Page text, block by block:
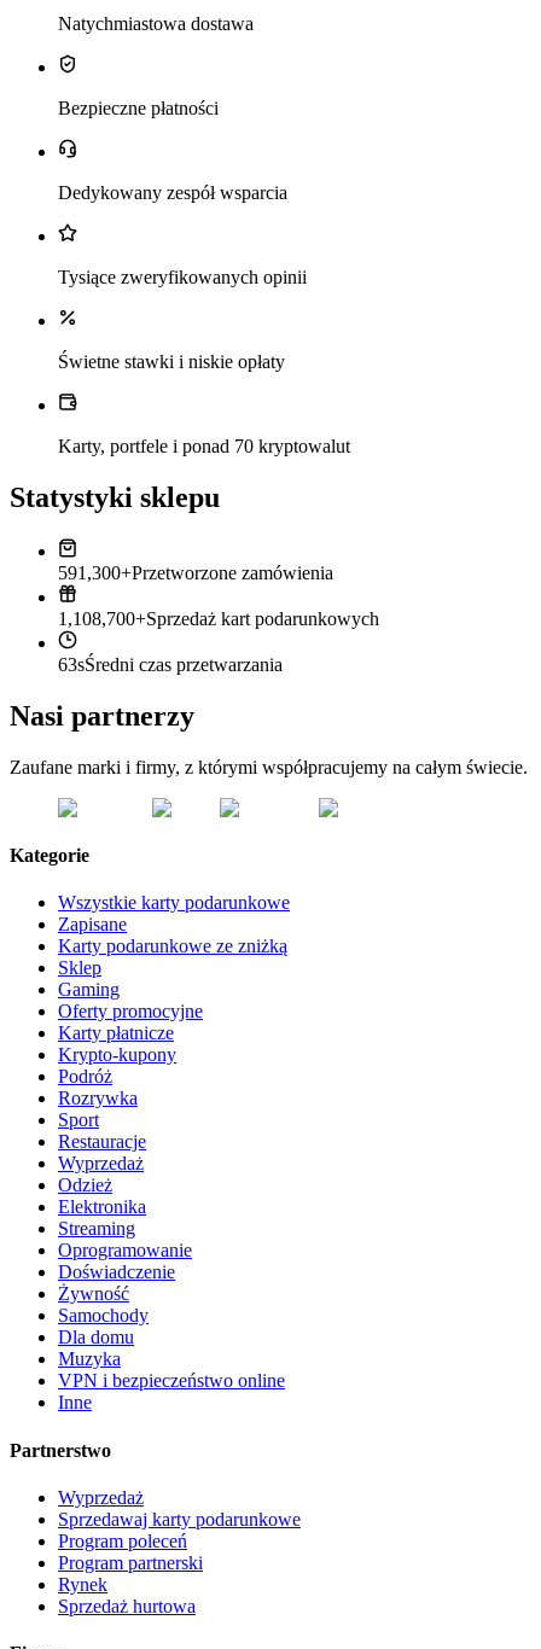
Natychmiastowa dostawa
Bezpieczne płatności
Dedykowany zespół wsparcia
Tysiące zweryfikowanych opinii
Świetne stawki i niskie opłaty
Karty, portfele i ponad 70 kryptowalut
Statystyki sklepu
591,300+Przetworzone zamówienia
1,108,700+Sprzedaż kart podarunkowych
63sŚredni czas przetwarzania
Nasi partnerzy
Zaufane marki i firmy, z którymi współpracujemy na całym świecie.
Kategorie
Wszystkie karty podarunkowe
Zapisane
Karty podarunkowe ze zniżką
Sklep
Gaming
Oferty promocyjne
Karty płatnicze
Krypto-kupony
Podróż
Rozrywka
Sport
Restauracje
Wyprzedaż
Odzież
Elektronika
Streaming
Oprogramowanie
Doświadczenie
Żywność
Samochody
Dla domu
Muzyka
VPN i bezpieczeństwo online
Inne
Partnerstwo
Wyprzedaż
Sprzedawaj karty podarunkowe
Program poleceń
Program partnerski
Rynek
Sprzedaż hurtowa